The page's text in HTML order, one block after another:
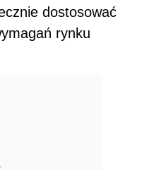
dostosować
rynku